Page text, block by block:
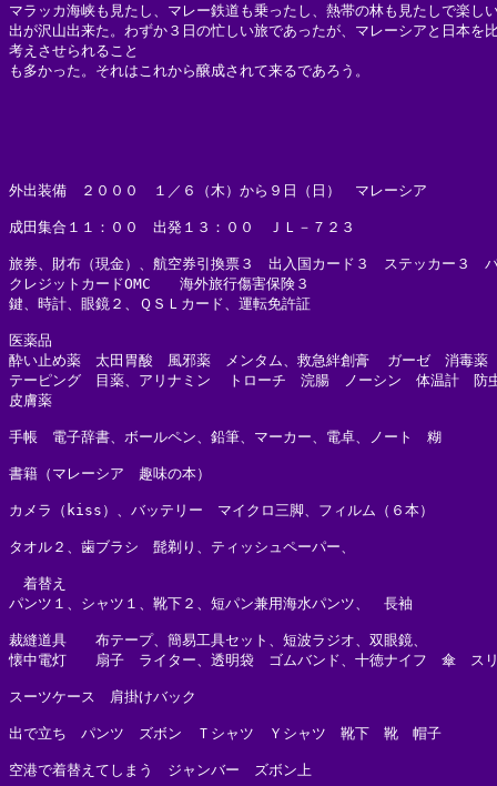
マラッカ海峡も見たし、マレー鉄道も乗ったし、熱帯の林も見たしで楽し
出が沢山出来た。わずか３日の忙しい旅であったが、マレーシアと日本を
考えさせられること
も多かった。それはこれから醸成されて来るであろう。
外出装備　２０００　１／６（木）から９日（日）　マレーシア
成田集合１１：００　出発１３：００　ＪＬ－７２３
旅券、財布（現金）、航空券引換票３　出入国カード３　ステッカー３
クレジットカードOMC　　海外旅行傷害保険３
鍵、時計、眼鏡２、ＱＳＬカード、運転免許証
医薬品
酔い止め薬　太田胃酸　風邪薬　メンタム、救急絆創膏  ガーゼ　消毒
テーピング　目薬、アリナミン  トローチ　浣腸　ノーシン　体温計　防
皮膚薬
手帳　電子辞書、ボールペン、鉛筆、マーカー、電卓、ノート　糊
書籍（マレーシア　趣味の本）
カメラ（kiss）、バッテリー　マイクロ三脚、フィルム（６本）
タオル２、歯ブラシ　髭剃り、ティッシュペーパー、
着替え
パンツ１、シャツ１、靴下２、短パン兼用海水パンツ、　長袖
裁縫道具　　布テープ、簡易工具セット、短波ラジオ、双眼鏡、
懐中電灯　　扇子　ライター、透明袋　ゴムバンド、十徳ナイフ　傘　ス
スーツケース　肩掛けバック
出で立ち　パンツ　ズボン　Ｔシャツ　Ｙシャツ　靴下　靴　帽子
空港で着替えてしまう　ジャンバー　ズボン上